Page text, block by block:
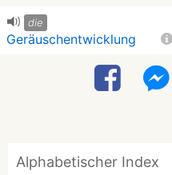
die
Geräuschentwicklung
Alphabetischer Index